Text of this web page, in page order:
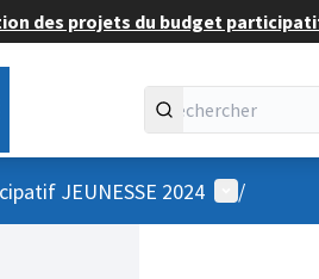
des projets du budget
JEUNESSE 2024 Menu
/